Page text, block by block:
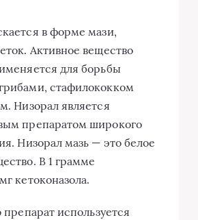
в форме мази,
Активное вещество
для борьбы
стафилококком
Низорал является
препаратом широкого
Низорал мазь — это белое
В 1 грамме
кетоконазола.
используется